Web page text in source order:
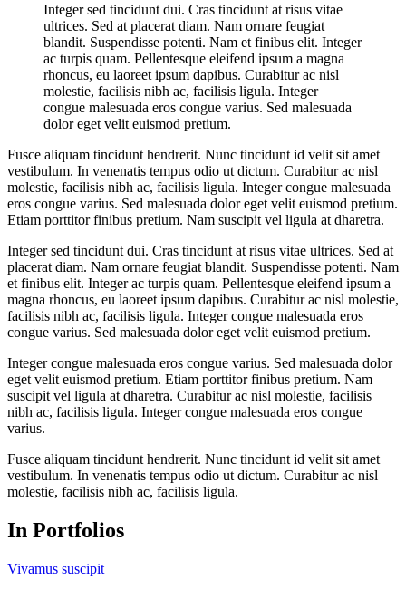
Integer sed tincidunt dui. Cras tincidunt at risus vitae
ultrices. Sed at placerat diam. Nam ornare feugiat
blandit. Suspendisse potenti. Nam et finibus elit. Integer
ac turpis quam. Pellentesque eleifend ipsum a magna
rhoncus, eu laoreet ipsum dapibus. Curabitur ac nisl
molestie, facilisis nibh ac, facilisis ligula. Integer
congue malesuada eros congue varius. Sed malesuada
dolor eget velit euismod pretium.
Fusce aliquam tincidunt hendrerit. Nunc tincidunt id velit sit amet
vestibulum. In venenatis tempus odio ut dictum. Curabitur ac nisl
molestie, facilisis nibh ac, facilisis ligula. Integer congue malesuada
eros congue varius. Sed malesuada dolor eget velit euismod pretium.
Etiam porttitor finibus pretium. Nam suscipit vel ligula at dharetra.
Integer sed tincidunt dui. Cras tincidunt at risus vitae ultrices. Sed at
placerat diam. Nam ornare feugiat blandit. Suspendisse potenti. Nam
et finibus elit. Integer ac turpis quam. Pellentesque eleifend ipsum a
magna rhoncus, eu laoreet ipsum dapibus. Curabitur ac nisl molestie,
facilisis nibh ac, facilisis ligula. Integer congue malesuada eros
congue varius. Sed malesuada dolor eget velit euismod pretium.
Integer congue malesuada eros congue varius. Sed malesuada dolor
eget velit euismod pretium. Etiam porttitor finibus pretium. Nam
suscipit vel ligula at dharetra. Curabitur ac nisl molestie, facilisis
nibh ac, facilisis ligula. Integer congue malesuada eros congue
varius.
Fusce aliquam tincidunt hendrerit. Nunc tincidunt id velit sit amet
vestibulum. In venenatis tempus odio ut dictum. Curabitur ac nisl
molestie, facilisis nibh ac, facilisis ligula.
In Portfolios
Vivamus suscipit